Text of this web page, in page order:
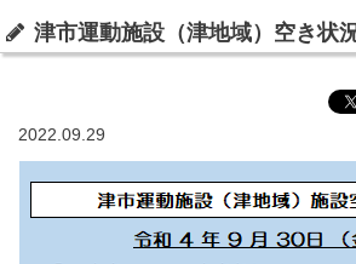
津市運動施設（津地域）空き
2022.09.29